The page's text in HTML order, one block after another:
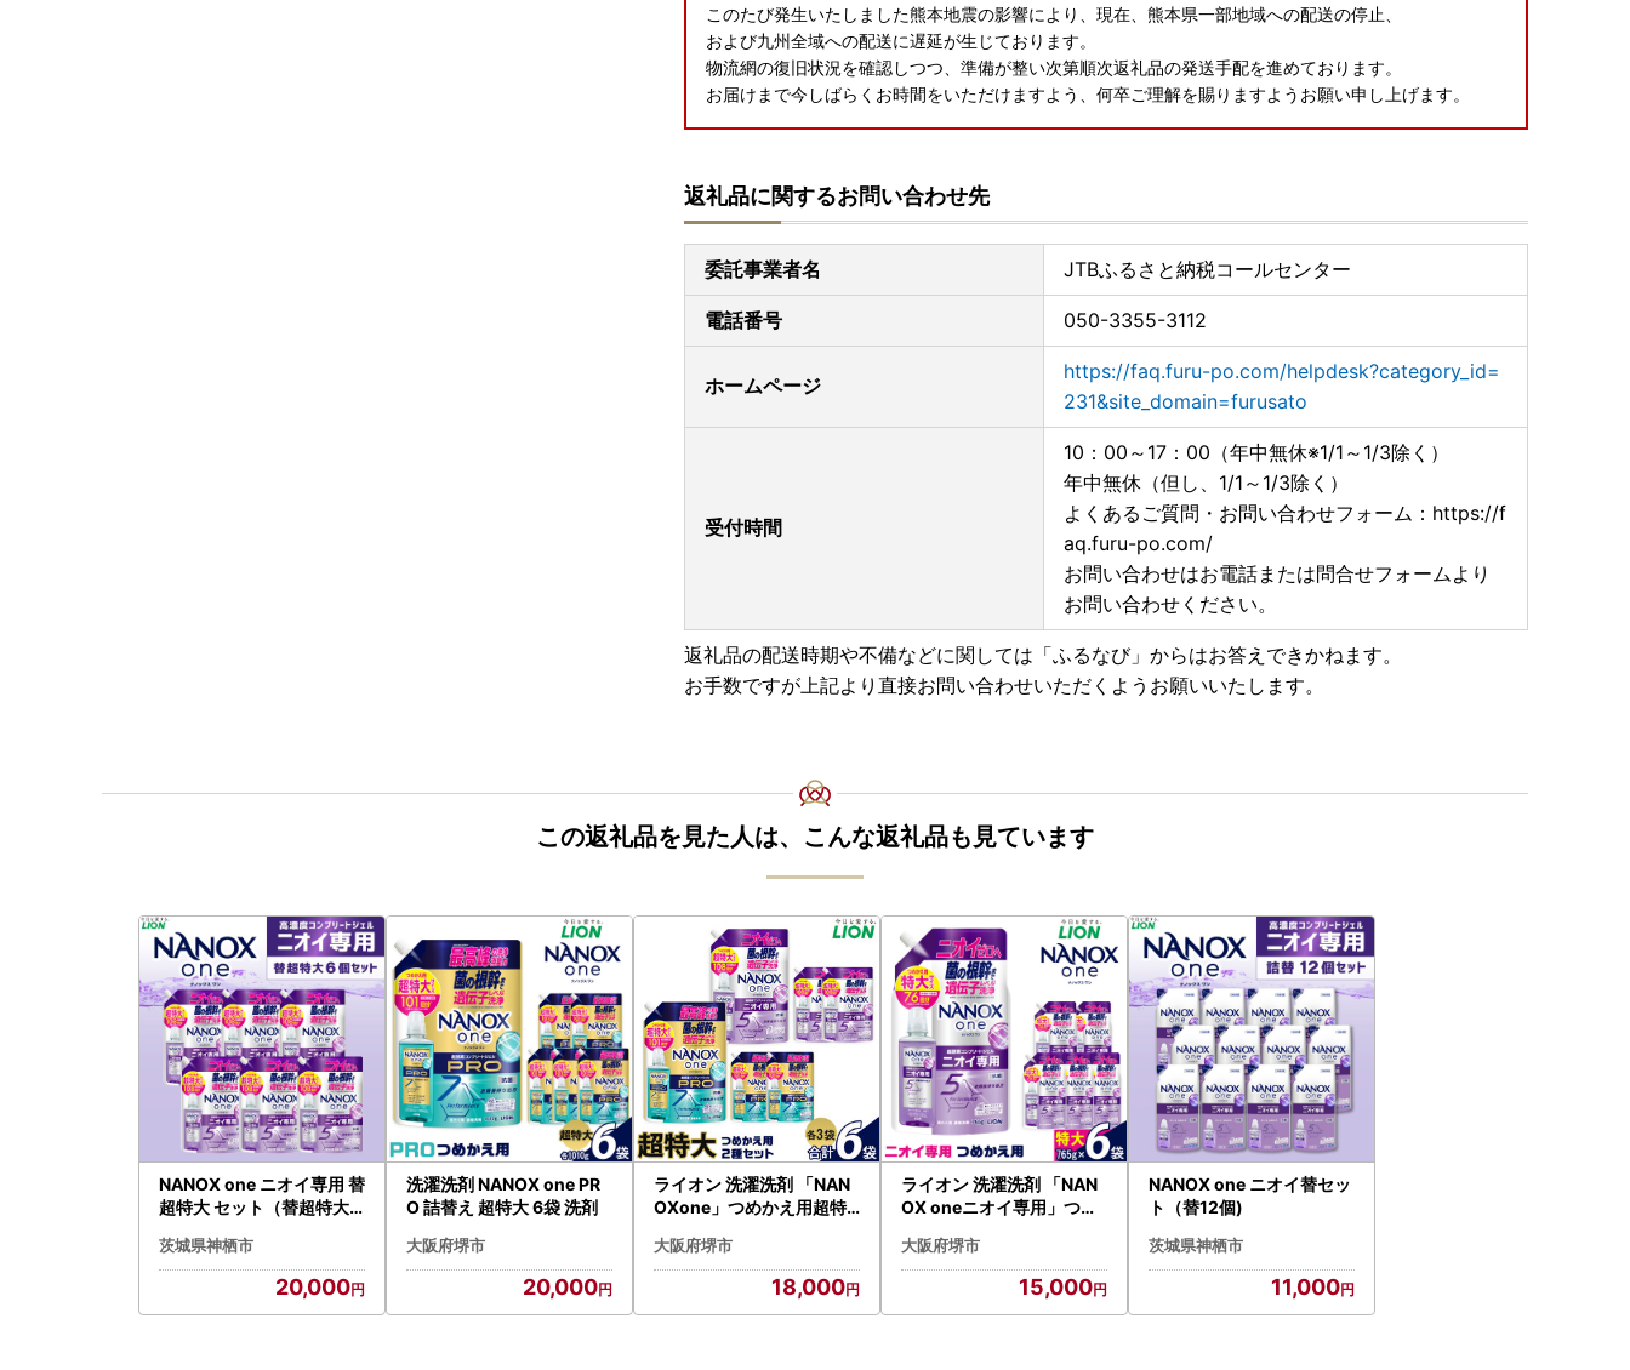
このたび発生いたしました熊本地震の影響により、現在、熊本県一部地域への配送の停止、
および九州全域への配送に遅延が生じております。
物流網の復旧状況を確認しつつ、準備が整い次第順次返礼品の発送手配を進めております。
お届けまで今しばらくお時間をいただけますよう、何卒ご理解を賜りますようお願い申し上げます。
返礼品に関するお問い合わせ先
委託事業者名 JTBふるさと納税コールセンター
電話番号 050-3355-3112
ホームページ
https://faq.furu-po.com/helpdesk?category_id=
231&site_domain=furusato
受付時間
10：00～17：00（年中無休※1/1～1/3除く）
年中無休（但し、1/1～1/3除く）
よくあるご質問・お問い合わせフォーム：https://f
aq.furu-po.com/
お問い合わせはお電話または問合せフォームより
お問い合わせください。
返礼品の配送時期や不備などに関しては「ふるなび」からはお答えできかねます。
お手数ですが上記より直接お問い合わせいただくようお願いいたします。
この返礼品を見た人は、こんな返礼品も見ています
NANOX one ニオイ専用 替
超特大 セット（替超特大6
用洗剤 洗濯 ナノックス ナ
ノックスワン ライオン
茨城県神栖市
20,000
洗濯洗剤 NANOX one PR
O 詰替え 超特大 6袋 洗剤
大阪府堺市
20,000
ライオン 洗濯洗剤 「NAN
OXone」つめかえ用超特
、1080g×3袋） 洗剤
大阪府堺市
18,000
ライオン 洗濯洗剤 「NAN
OX oneニオイ専用」つめ
大阪府堺市
15,000
NANOX one ニオイ替セッ
ト（替12個)
茨城県神栖市
11,000